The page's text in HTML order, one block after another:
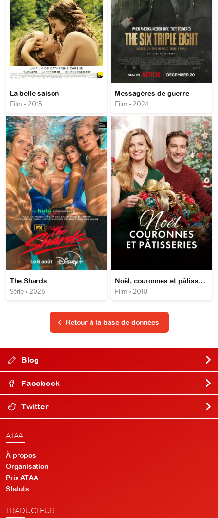
La belle saison
Film • 2015
Messagères de guerre
Film • 2024
The Shards
Série • 2026
Noël, couronnes et pâtisseries
Film • 2018
Retour à la base de données
Blog
Facebook
Twitter
ATAA
À propos
Organisation
Prix ATAA
Statuts
TRADUCTEUR